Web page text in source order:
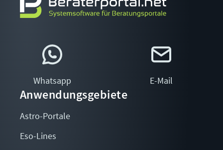
Whatsapp E-Mail
Anwendungsgebiete
Astro-Portale
Eso-Lines